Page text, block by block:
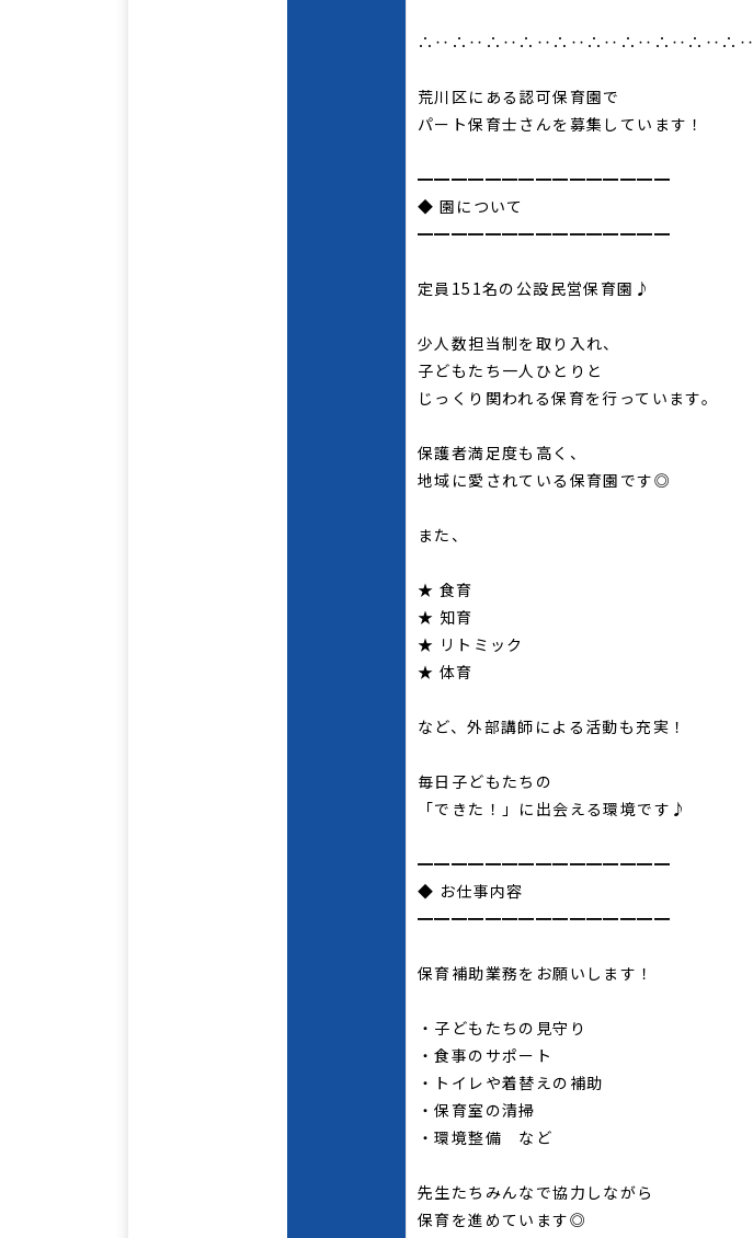
∴‥∴‥∴‥∴‥∴‥∴‥∴‥∴‥∴‥∴‥
荒川区にある認可保育園で
パート保育士さんを募集しています！
━━━━━━━━━━━━━━━
◆ 園について
━━━━━━━━━━━━━━━
定員151名の公設民営保育園♪
少人数担当制を取り入れ、
子どもたち一人ひとりと
じっくり関われる保育を行っています。
保護者満足度も高く、
地域に愛されている保育園です◎
また、
★ 食育
★ 知育
★ リトミック
★ 体育
など、外部講師による活動も充実！
毎日子どもたちの
「できた！」に出会える環境です♪
━━━━━━━━━━━━━━━
◆ お仕事内容
━━━━━━━━━━━━━━━
保育補助業務をお願いします！
・子どもたちの見守り
・食事のサポート
・トイレや着替えの補助
・保育室の清掃
・環境整備 など
先生たちみんなで協力しながら
保育を進めています◎